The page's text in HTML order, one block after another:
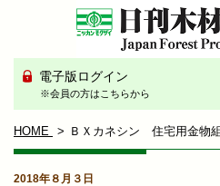
電子版ログイン
※会員の方はこちらから
HOME ＢＸカネシン 住宅用金物
2018年８月３日